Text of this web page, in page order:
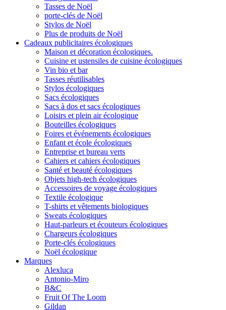
Tasses de Noël
porte-clés de Noël
Stylos de Noël
Plus de produits de Noël
Cadeaux publicitaires écologiques
Maison et décoration écologiques.
Cuisine et ustensiles de cuisine écologiques
Vin bio et bar
Tasses réutilisables
Stylos écologiques
Sacs écologiques
Sacs à dos et sacs écologiques
Loisirs et plein air écologique
Bouteilles écologiques
Foires et événements écologiques
Enfant et école écologiques
Entreprise et bureau verts
Cahiers et cahiers écologiques
Santé et beauté écologiques
Objets high-tech écologiques
Accessoires de voyage écologiques
Textile écologique
T-shirts et vêtements biologiques
Sweats écologiques
Haut-parleurs et écouteurs écologiques
Chargeurs écologiques
Porte-clés écologiques
Noël écologique
Marques
Alexluca
Antonio-Miro
B&C
Fruit Of The Loom
Gildan